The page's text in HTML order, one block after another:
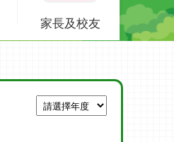
家長及校友